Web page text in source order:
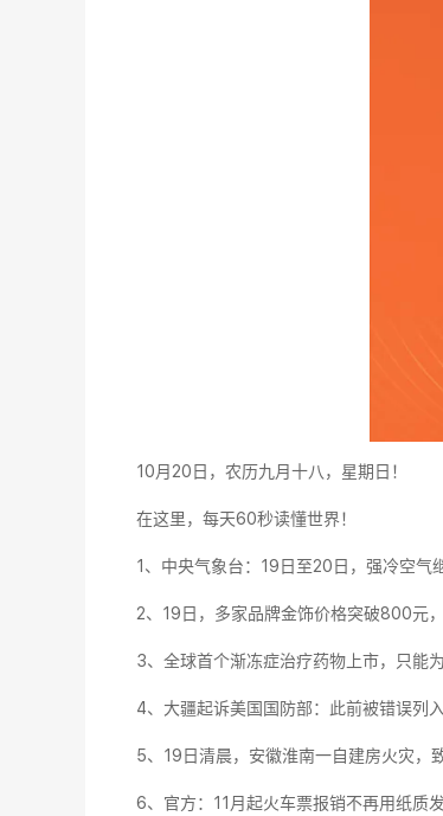
10月20日，农历九月十八，星期日！
在这里，每天60秒读懂世界！
1、中央气象台：19日至20日，强冷空气
2、19日，多家品牌金饰价格突破800元
3、全球首个渐冻症治疗药物上市，只能
4、大疆起诉美国国防部：此前被错误列
5、19日清晨，安徽淮南一自建房火灾，
6、官方：11月起火车票报销不再用纸质